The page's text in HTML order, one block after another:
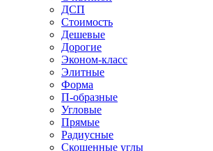
ДСП
Стоимость
Дешевые
Дорогие
Эконом-класс
Элитные
Форма
П-образные
Угловые
Прямые
Радиусные
Скошенные углы